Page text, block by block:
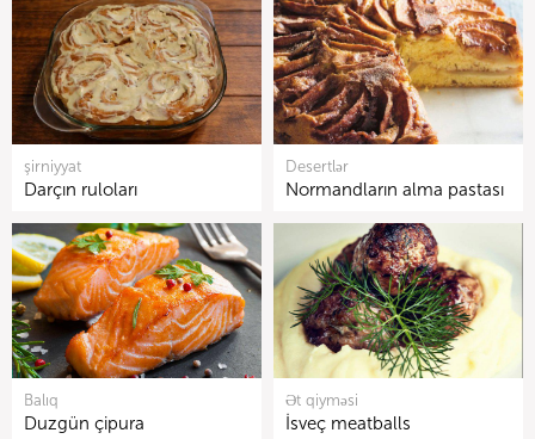
şirniyyat
Darçın ruloları
Desertlər
Normandların alma pastası
Balıq
Duzgün çipura
Ət qiyməsi
İsveç meatballs